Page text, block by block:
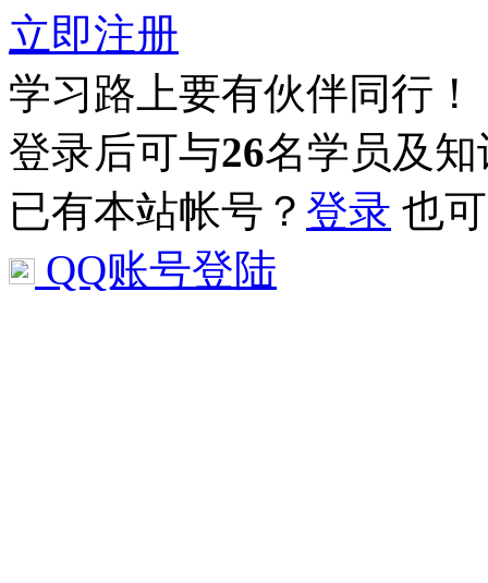
立即注册
学习路上要有伙伴同行！
登录后可与26名学员及
已有本站帐号？ 登录 也
QQ账号登陆